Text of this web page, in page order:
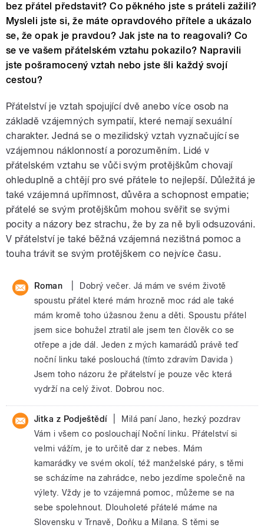
bez přátel představit? Co pěkného jste s práteli zažili?
Mysleli jste si, že máte opravdového přítele a ukázalo
se, že opak je pravdou? Jak jste na to reagovali? Co
se ve vašem přátelském vztahu pokazilo? Napravili
jste pošramocený vztah nebo jste šli každý svojí
cestou?
Přátelství je vztah spojující dvě anebo více osob na
základě vzájemných sympatií, které nemají sexuální
charakter. Jedná se o mezilidský vztah vyznačující se
vzájemnou náklonností a porozuměním. Lidé v
přátelském vztahu se vůči svým protějškům chovají
ohleduplně a chtějí pro své přátele to nejlepší. Důležitá je
také vzájemná upřímnost, důvěra a schopnost empatie;
přátelé se svým protějškům mohou svěřit se svými
pocity a názory bez strachu, že by za ně byli odsuzováni.
V přátelství je také běžná vzájemná nezištná pomoc a
touha trávit se svým protějškem co nejvíce času.
Roman
Dobrý večer. Já mám ve svém životě
spoustu přátel které mám hrozně moc rád ale také
mám kromě toho úžasnou ženu a děti. Spoustu přátel
jsem sice bohužel ztratil ale jsem ten člověk co se
otřepe a jde dál. Jeden z mých kamarádů právě teď
noční linku také poslouchá (tímto zdravím Davida )
Jsem toho názoru že přátelství je pouze věc která
vydrží na celý život. Dobrou noc.
Jitka z Podještědí
Milá paní Jano, hezký pozdrav
Vám i všem co poslouchají Noční linku. Přátelství si
velmi vážím, je to určitě dar z nebes. Mám
kamarádky ve svém okolí, též manželské páry, s těmi
se scházíme na zahrádce, nebo jezdíme společně na
výlety. Vždy je to vzájemná pomoc, můžeme se na
sebe spolehnout. Dlouholeté přátelé máme na
Slovensku v Trnavě, Doňku a Milana. S těmi se